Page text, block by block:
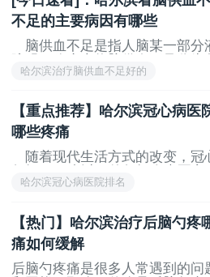
不足的主要病因有哪些
脑供血不足是指人脑某一部分
足，这种疾病在老年人中很常见
哈尔滨治疗脑供血不足好的
【重点推荐】哈尔滨冠心病医
哪些疼痛
随着现代生活方式的改变，冠
此产生的危害也提前。因此，有
痛? 1.胸痛
哈尔滨冠心病医院排名
【热门】哈尔滨治疗后脑勺
痛如何缓解
后脑勺疼痛是很多人常遇到的